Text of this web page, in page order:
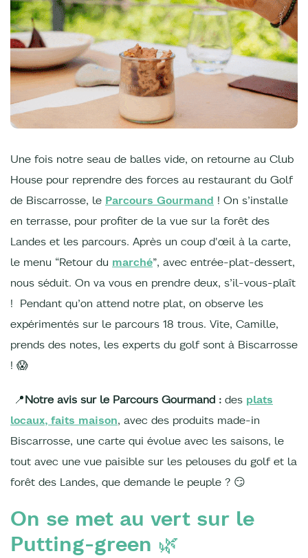
Une fois notre seau de balles vide, on retourne au Club
House pour reprendre des forces au restaurant du Golf
de Biscarrosse, le Parcours Gourmand ! On s’installe
en terrasse, pour profiter de la vue sur la forêt des
Landes et les parcours. Après un coup d'œil à la carte,
le menu “Retour du marché”, avec entrée-plat-dessert,
nous séduit. On va vous en prendre deux, s’il-vous-plaît
! Pendant qu’on attend notre plat, on observe les
expérimentés sur le parcours 18 trous. Vite, Camille,
prends des notes, les experts du golf sont à Biscarrosse
! 😱
📍Notre avis sur le Parcours Gourmand : des plats
locaux, faits maison, avec des produits made-in
Biscarrosse, une carte qui évolue avec les saisons, le
tout avec une vue paisible sur les pelouses du golf et la
forêt des Landes, que demande le peuple ? 😏
On se met au vert sur le
Putting-green 🌿